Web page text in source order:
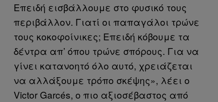
Επειδή εισβάλλουμε στο φυσικό τους
περιβάλλον. Γιατί οι παπαγάλοι τρώνε
τους κοκοφοίνικες; Επειδή κόβουμε τα
δέντρα απ’ όπου τρώνε σπόρους. Για να
γίνει κατανοητό όλο αυτό, χρειάζεται
να αλλάξουμε τρόπο σκέψης», λέει ο
Victor Garcés, ο πιο αξιοσέβαστος από